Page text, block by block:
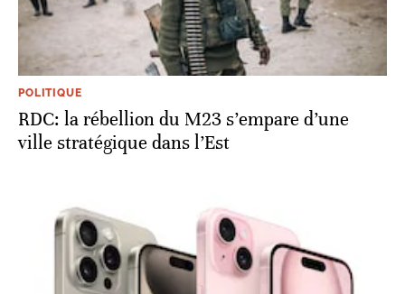
POLITIQUE
RDC: la rébellion du M23 s’empare d’une
ville stratégique dans l’Est